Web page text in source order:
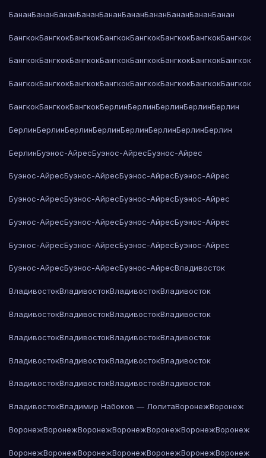
БананБананБананБананБананБананБананБананБананБанан
БангкокБангкокБангкокБангкокБангкокБангкокБангкокБангкок
БангкокБангкокБангкокБангкокБангкокБангкокБангкокБангкок
БангкокБангкокБангкокБангкокБангкокБангкокБангкокБангкок
БангкокБангкокБангкокБерлинБерлинБерлинБерлинБерлин
БерлинБерлинБерлинБерлинБерлинБерлинБерлинБерлин
БерлинБуэнос-АйресБуэнос-АйресБуэнос-Айрес
Буэнос-АйресБуэнос-АйресБуэнос-АйресБуэнос-Айрес
Буэнос-АйресБуэнос-АйресБуэнос-АйресБуэнос-Айрес
Буэнос-АйресБуэнос-АйресБуэнос-АйресБуэнос-Айрес
Буэнос-АйресБуэнос-АйресБуэнос-АйресБуэнос-Айрес
Буэнос-АйресБуэнос-АйресБуэнос-АйресВладивосток
ВладивостокВладивостокВладивостокВладивосток
ВладивостокВладивостокВладивостокВладивосток
ВладивостокВладивостокВладивостокВладивосток
ВладивостокВладивостокВладивостокВладивосток
ВладивостокВладивостокВладивостокВладивосток
ВладивостокВладимир Набоков — ЛолитаВоронежВоронеж
ВоронежВоронежВоронежВоронежВоронежВоронежВоронеж
ВоронежВоронежВоронежВоронежВоронежВоронежВоронеж